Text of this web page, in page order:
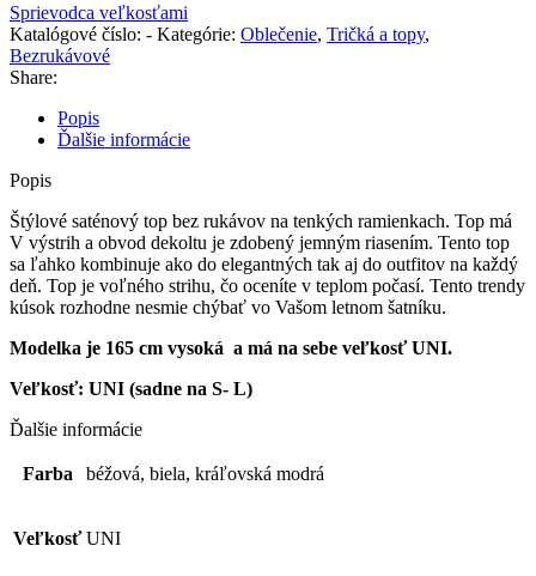
Sprievodca veľkosťami
Katalógové číslo: - Kategórie: Oblečenie, Tričká a topy,
Bezrukávové
Share:
Popis
Ďalšie informácie
Popis
Štýlové saténový top bez rukávov na tenkých ramienkach. Top má
V výstrih a obvod dekoltu je zdobený jemným riasením. Tento top
sa ľahko kombinuje ako do elegantných tak aj do outfitov na každý
deň. Top je voľného strihu, čo oceníte v teplom počasí. Tento trendy
kúsok rozhodne nesmie chýbať vo Vašom letnom šatníku.
Modelka je 165 cm vysoká a má na sebe veľkosť UNI.
Veľkosť: UNI (sadne na S- L)
Ďalšie informácie
Farba béžová, biela, kráľovská modrá
Veľkosť UNI